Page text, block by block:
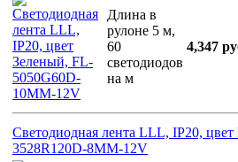
Длина в
рулоне 5 м,
60
светодиодов
на м
4,347
Светодиодная лента LLL, IP20,
3528R120D-8MM-12V